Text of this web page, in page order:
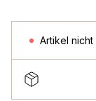
Artikel